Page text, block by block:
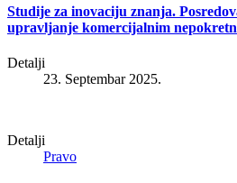
Studije za inovaciju znanja.
upravljanje komercijalnim
Detalji
23. Septembar 2025.
Detalji
Pravo